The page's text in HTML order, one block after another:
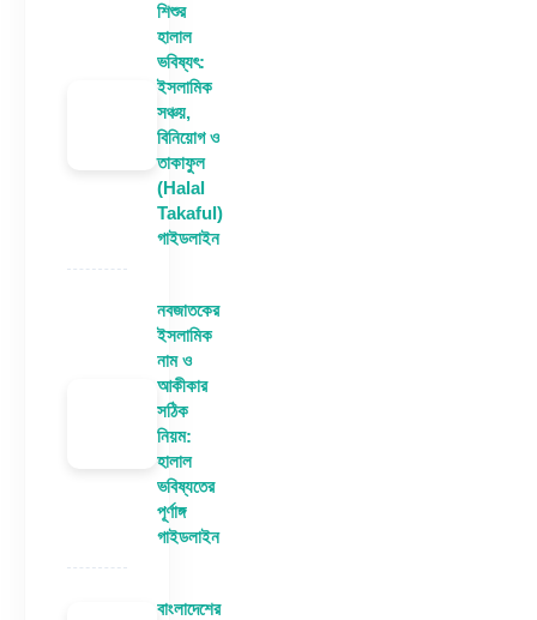
শিশুর
হালাল
ভবিষ্যৎ:
ইসলামিক
সঞ্চয়,
বিনিয়োগ ও
তাকাফুল
(Halal
Takaful)
গাইডলাইন
নবজাতকের
ইসলামিক
নাম ও
আকীকার
সঠিক
নিয়ম:
হালাল
ভবিষ্যতের
পূর্ণাঙ্গ
গাইডলাইন
বাংলাদেশের